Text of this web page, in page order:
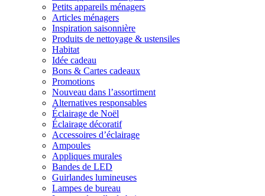
Petits appareils ménagers
Articles ménagers
Inspiration saisonnière
Produits de nettoyage & ustensiles
Habitat
Idée cadeau
Bons & Cartes cadeaux
Promotions
Nouveau dans l’assortiment
Alternatives responsables
Éclairage de Noël
Éclairage décoratif
Accessoires d’éclairage
Ampoules
Appliques murales
Bandes de LED
Guirlandes lumineuses
Lampes de bureau